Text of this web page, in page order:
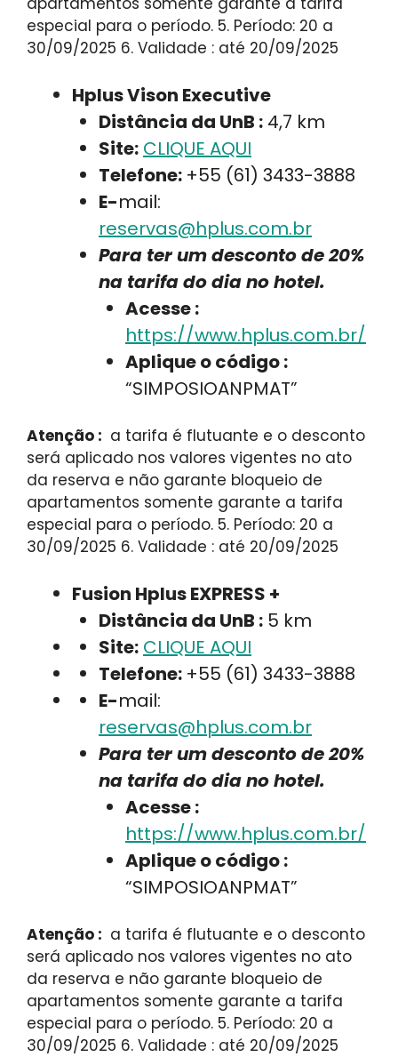
especial para o período. 5. Período: 20 a
30/09/2025 6. Validade : até 20/09/2025
Hplus Vison Executive
Distância da UnB : 4,7 km
Site: CLIQUE AQUI
Telefone: +55 (61) 3433-3888
E-mail:
reservas@hplus.com.br
Para ter um desconto de 20%
na tarifa do dia no hotel.
Acesse :
https://www.hplus.com.br/
Aplique o código :
“SIMPOSIOANPMAT”
Atenção : a tarifa é flutuante e o desconto
será aplicado nos valores vigentes no ato
da reserva e não garante bloqueio de
apartamentos somente garante a tarifa
especial para o período. 5. Período: 20 a
30/09/2025 6. Validade : até 20/09/2025
Fusion Hplus EXPRESS +
Distância da UnB : 5 km
Site: CLIQUE AQUI
Telefone: +55 (61) 3433-3888
E-mail:
reservas@hplus.com.br
Para ter um desconto de 20%
na tarifa do dia no hotel.
Acesse :
https://www.hplus.com.br/
Aplique o código :
“SIMPOSIOANPMAT”
Atenção : a tarifa é flutuante e o desconto
será aplicado nos valores vigentes no ato
da reserva e não garante bloqueio de
apartamentos somente garante a tarifa
especial para o período. 5. Período: 20 a
30/09/2025 6. Validade : até 20/09/2025